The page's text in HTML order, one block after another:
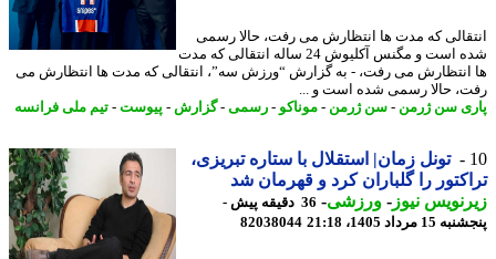
که مدت ها انتظارش می رفت، حالا رسمی
شده است و مگنس آکلیوش 24 ساله انتقالی که مدت
می رفت، - به گزارش “ورزش سه”، انتقالی که مدت ها انتظارش می
حالا رسمی شده است و ...
سن ژرمن -سن ژرمن -موناکو-رسمی-گزارش -پیوست-تیم ملی فرانسه
تونل زمان| استقلال با ستاره تبریزی،
را گلباران کرد و قهرمان شد
نیوز-ورزشی-
36 دقیقه پیش -
1405، 21:18
82038044